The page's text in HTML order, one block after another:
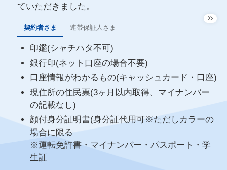
ていただきました。
契約者さま 連帯保証人さま
印鑑(シャチハタ不可)
銀行印(ネット口座の場合不要)
口座情報がわかるもの(キャッシュカード・口座)
現住所の住民票(3ヶ月以内取得、マイナンバー
の記載なし)
顔付身分証明書(身分証代用可※ただしカラーの
場合に限る
※運転免許書・マイナンバー・パスポート・学
生証